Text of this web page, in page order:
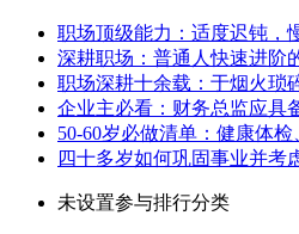
职场顶级能力：适度迟钝，
深耕职场：普通人快速进阶
职场深耕十余载：于烟火琐
企业主必看：财务总监应具
50-60岁必做清单：健康体
四十多岁如何巩固事业并考
未设置参与排行分类